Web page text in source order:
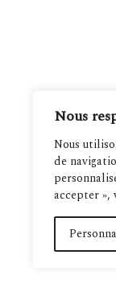
Nous
Nous
de
accepter »,